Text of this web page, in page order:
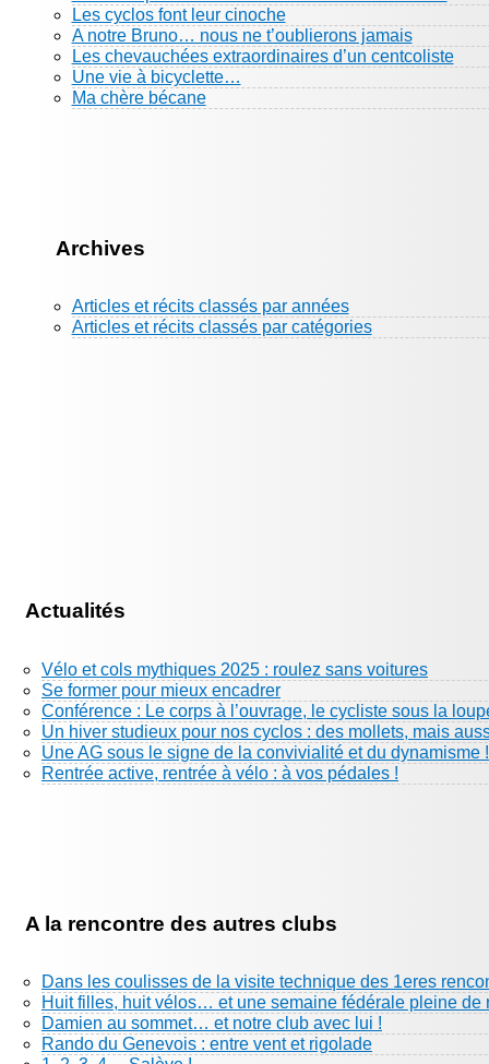
Les cyclos font leur cinoche
A notre Bruno… nous ne t’oublierons jamais
Les chevauchées extraordinaires d’un centcoliste
Une vie à bicyclette…
Ma chère bécane
Archives
Articles et récits classés par années
Articles et récits classés par catégories
Actualités
Vélo et cols mythiques 2025 : roulez sans voitures
Se former pour mieux encadrer
Conférence : Le corps à l’ouvrage, le cycliste sous la
Un hiver studieux pour nos cyclos : des mollets, mais
Une AG sous le signe de la convivialité et du dynamisme !
Rentrée active, rentrée à vélo : à vos pédales !
A la rencontre des autres clubs
Dans les coulisses de la visite technique des 1eres
Huit filles, huit vélos… et une semaine fédérale pleine de
Damien au sommet… et notre club avec lui !
Rando du Genevois : entre vent et rigolade